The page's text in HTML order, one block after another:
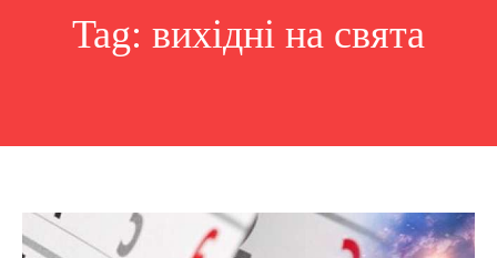
Tag: вихідні на свята